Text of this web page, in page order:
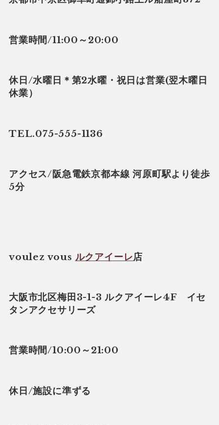
営業時間/11:00～20:00
休日/水曜日＊第2水曜・祝日は営業(翌木曜日
休業）
TEL.075-555-1136
アクセス/阪急電鉄京都本線 河原町駅より徒歩
5分
voulez vous ルクアイーレ店
大阪市北区梅田3-1-3 ルクアイーレ4F イセ
タンアクセサリーズ
営業時間/10:00～21:00
休日/施設に準ずる